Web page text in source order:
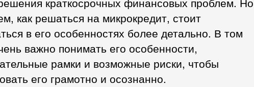
как решаться на микрокредит, стоит
в его особенностях более детально. В том
важно понимать его особенности,
рамки и возможные риски, чтобы
его грамотно и осознанно.